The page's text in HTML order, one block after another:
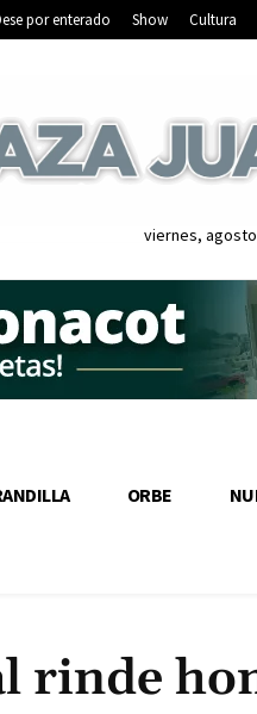
por enterado Show Cultura
viernes,
ORBE
rinde